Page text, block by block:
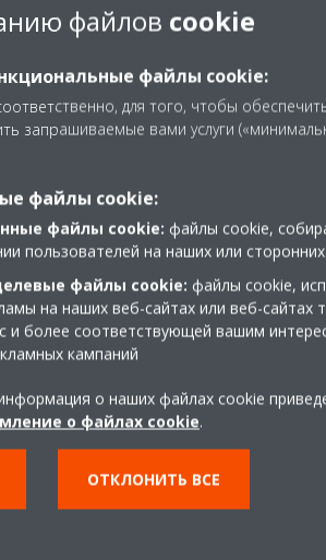
файлов cookie
файлы cookie:
для того, чтобы
запрашиваемые вами услуги
файлы cookie:
файлы cookie: файлы cookie,
пользователей на наших или
файлы cookie: файлы cookie,
на наших веб-сайтах или веб-сайтах
и более соответствующей вашим
кампаний
о наших файлах cookie
о файлах cookie.
ОТКЛОНИТЬ ВСЕ